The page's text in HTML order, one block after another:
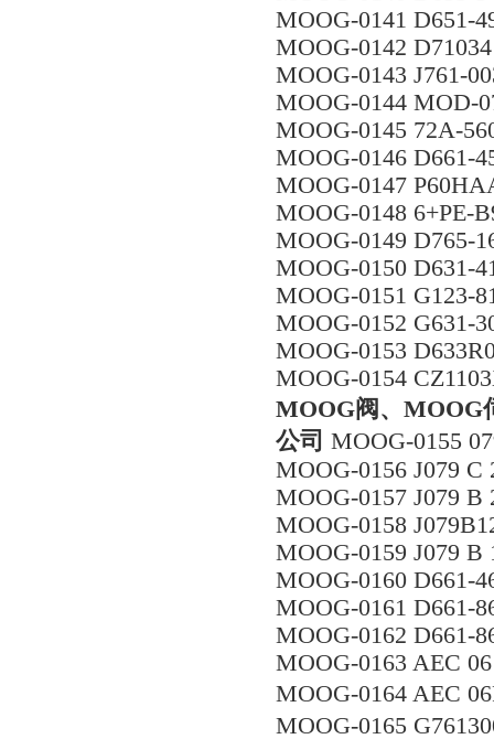
MOOG-0141 D651-
MOOG-0142
MOOG-0143 J761-
MOOG-0144 MOD-
MOOG-0145 72A-
MOOG-0146 D661-
MOOG-0147
MOOG-0148 6+PE-
MOOG-0149 D765-
MOOG-0150 D631-
MOOG-0151 G123-
MOOG-0152 G631-
MOOG-0153
MOOG-0154
MOOG阀、MOOG
公司 MOOG-0155
MOOG-0156 J079 C
MOOG-0157 J079 B
MOOG-0158
MOOG-0159 J079 B
MOOG-0160 D661-
MOOG-0161 D661-
MOOG-0162 D661-
MOOG-0163 AEC
MOOG-0164 AEC
MOOG-0165